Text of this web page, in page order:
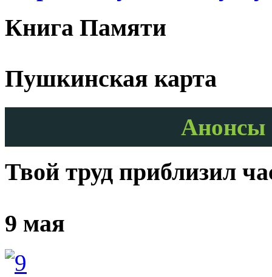
Книга Памяти
Пушкинская карта
Анонсы
Твой труд приблизил
9 мая